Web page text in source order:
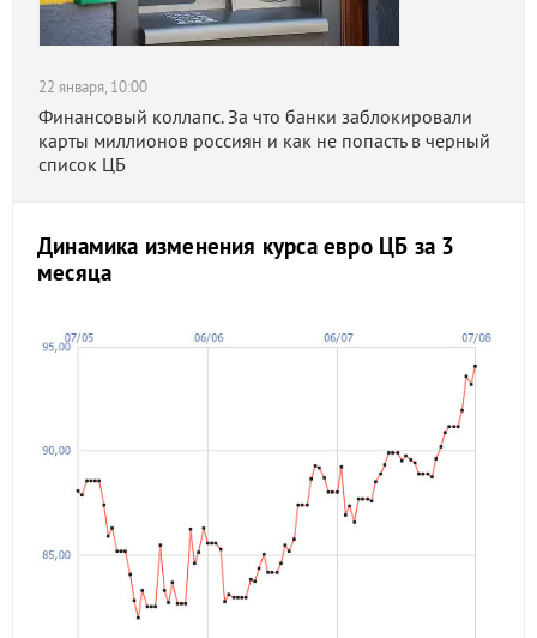
22 января, 10:00
Финансовый коллапс. За что банки заблокировали
карты миллионов россиян и как не попасть в черный
список ЦБ
Динамика изменения курса евро ЦБ за 3
месяца